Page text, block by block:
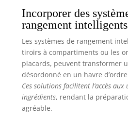
Incorporer des
rangement intelligents
Les systèmes de rangement
tiroirs à compartiments ou les
placards, peuvent transformer
désordonné en un havre
Ces solutions facilitent l’accès aux
ingrédients, rendant la
agréable.